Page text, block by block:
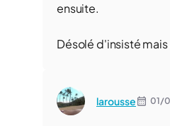
ensuite.
Désolé d'insisté
larousse 01/